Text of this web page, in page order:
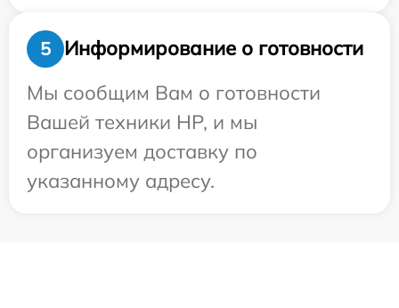
5
Информирование о готовности
Мы сообщим Вам о готовности
Вашей техники HP, и мы
организуем доставку по
указанному адресу.